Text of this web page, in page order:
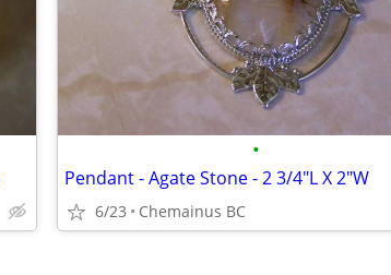
•
Pendant - Agate Stone - 2 3/4"L X 2"W
6/23 Chemainus BC